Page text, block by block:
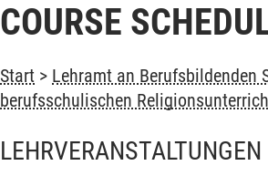
COURSE
Start > Lehramt an Berufsbildenden
berufsschulischen
LEHRVERANSTALTUNGEN